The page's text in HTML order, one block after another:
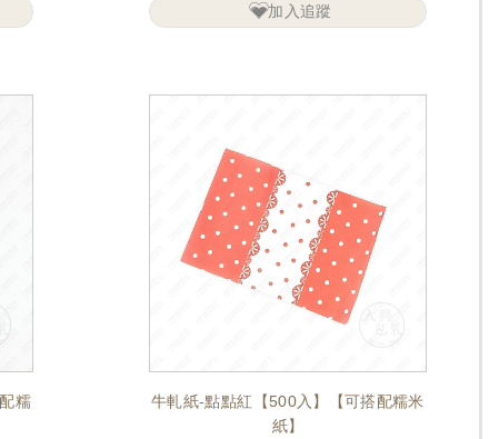
加入追蹤
糯
牛軋紙-點點紅【500入】【可搭配糯米
紙】